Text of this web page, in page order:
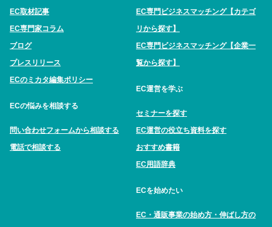
EC取材記事
EC専門家コラム
ブログ
プレスリリース
ECのミカタ編集ポリシー
ECの悩みを相談する
問い合わせフォームから相談する
電話で相談する
EC専門ビジネスマッチング【カテゴ
リから探す】
EC専門ビジネスマッチング【企業一
覧から探す】
EC運営を学ぶ
セミナーを探す
EC運営の役立ち資料を探す
おすすめ書籍
EC用語辞典
ECを始めたい
EC・通販事業の始め方・伸ばし方の